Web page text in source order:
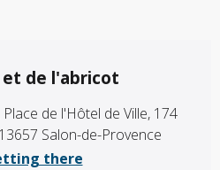
et de l'abricot
de l'Hôtel de Ville, 174
Salon-de-Provence
there